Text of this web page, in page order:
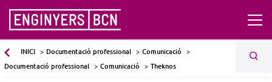
INICI Documentació professional
Comunicació
Documentació professional
Comunicació Theknos